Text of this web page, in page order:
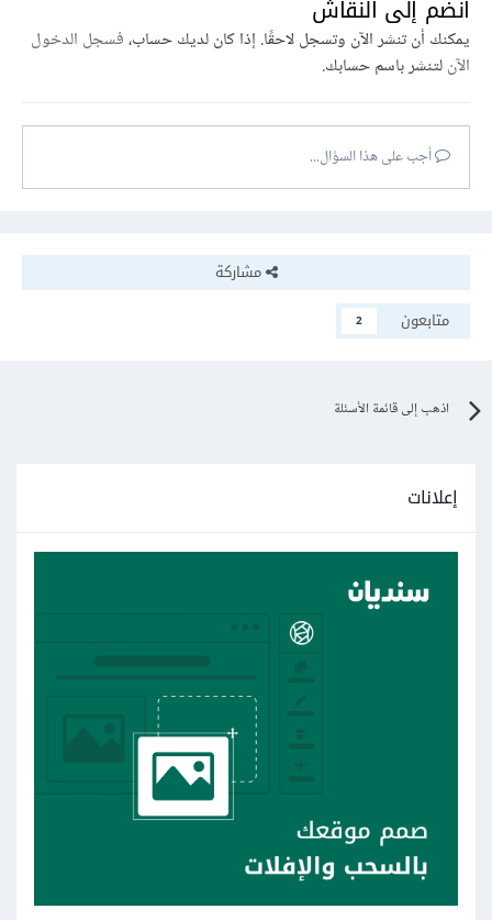
انضم إلى النقاش
يمكنك أن تنشر الآن وتسجل لاحقًا. إذا كان لديك حساب،فسجل الدخول
الآنلتنشر باسم حسابك.
أجب على هذا السؤال...
مشاركة
متابعون
2
اذهب إلى قائمة الأسئلة
إعلانات